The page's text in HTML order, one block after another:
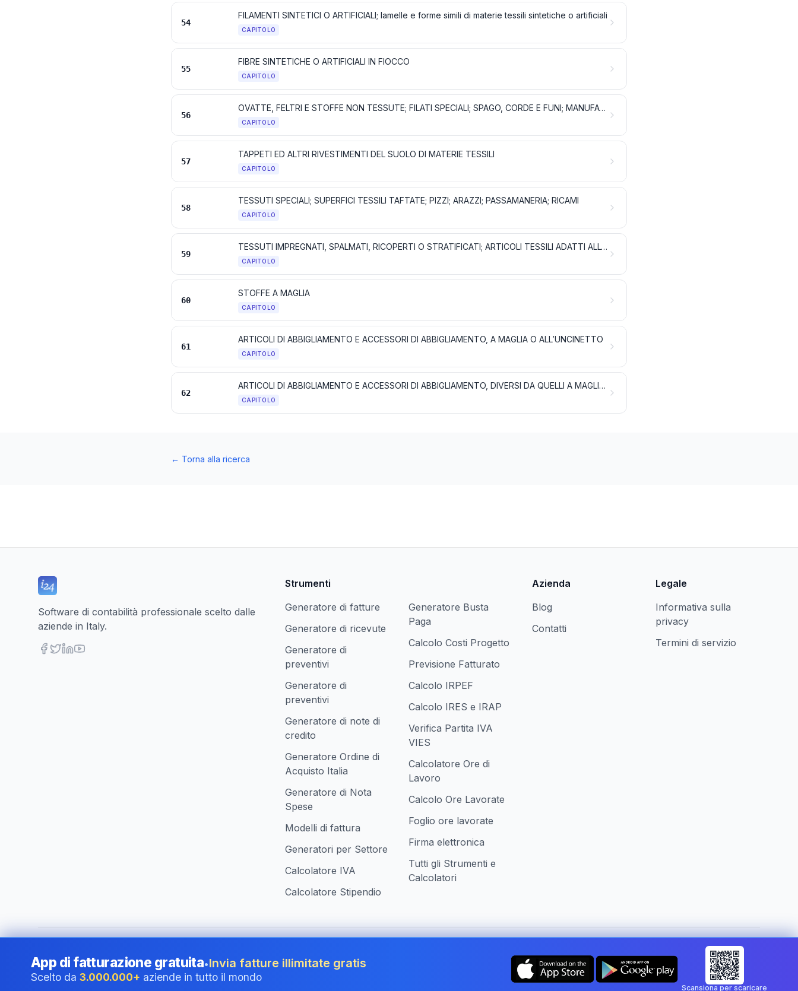
54
FILAMENTI SINTETICI O ARTIFICIALI; lamelle e forme simili di materie tessili sintetiche o artificiali
CAPITOLO
55
FIBRE SINTETICHE O ARTIFICIALI IN FIOCCO
CAPITOLO
56
OVATTE, FELTRI E STOFFE NON TESSUTE; FILATI SPECIALI; SPAGO, CORDE E FUNI; MANUFATTI DI CORDERIA
CAPITOLO
57
TAPPETI ED ALTRI RIVESTIMENTI DEL SUOLO DI MATERIE TESSILI
CAPITOLO
58
TESSUTI SPECIALI; SUPERFICI TESSILI TAFTATE; PIZZI; ARAZZI; PASSAMANERIA; RICAMI
CAPITOLO
59
TESSUTI IMPREGNATI, SPALMATI, RICOPERTI O STRATIFICATI; ARTICOLI TESSILI ADATTI ALL’USO INDUSTRIALE
CAPITOLO
60
STOFFE A MAGLIA
CAPITOLO
61
ARTICOLI DI ABBIGLIAMENTO E ACCESSORI DI ABBIGLIAMENTO, A MAGLIA O ALL’UNCINETTO
CAPITOLO
62
ARTICOLI DI ABBIGLIAMENTO E ACCESSORI DI ABBIGLIAMENTO, DIVERSI DA QUELLI A MAGLIA O ALL’UNCINETTO
CAPITOLO
← Torna alla ricerca
Software di contabilità professionale scelto dalle
aziende in Italy.
Strumenti
Generatore di fatture
Generatore di ricevute
Generatore di
preventivi
Generatore di
preventivi
Generatore di note di
credito
Generatore Ordine di
Acquisto Italia
Generatore di Nota
Spese
Modelli di fattura
Generatori per Settore
Calcolatore IVA
Calcolatore Stipendio
Generatore Busta
Paga
Calcolo Costi Progetto
Previsione Fatturato
Calcolo IRPEF
Calcolo IRES e IRAP
Verifica Partita IVA
VIES
Calcolatore Ore di
Lavoro
Calcolo Ore Lavorate
Foglio ore lavorate
Firma elettronica
Tutti gli Strumenti e
Calcolatori
Azienda
Blog
Contatti
Legale
Informativa sulla
privacy
Termini di servizio
©2026i24 Limited. All rights reserved.•Al servizio delle aziende in Italy Cambia paese: Italy
App di fatturazione gratuita•Invia fatture illimitate gratis
Scelto da 3.000.000+ aziende in tutto il mondo
Scansiona per scaricare